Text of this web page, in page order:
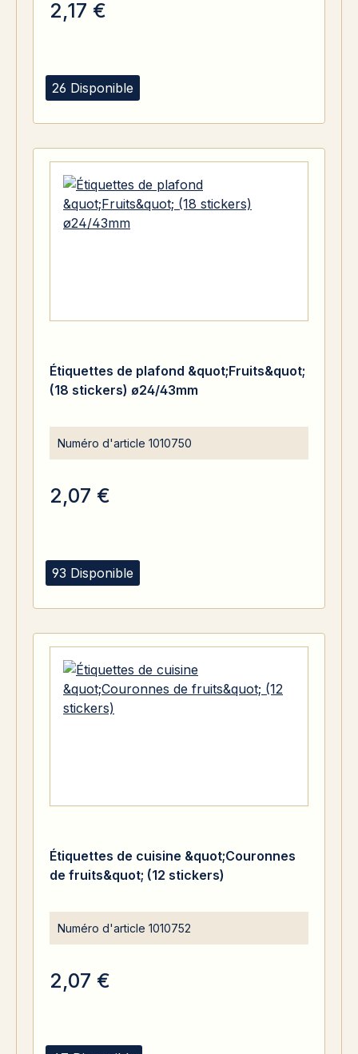
26 Disponible
2,17 €
93 Disponible
Étiquettes de plafond &quot;Fruits&quot;
(18 stickers) ø24/43mm
Numéro d'article 1010750
2,07 €
Étiquettes de cuisine &quot;Couronnes
de fruits&quot; (12 stickers)
Numéro d'article 1010752
2,07 €